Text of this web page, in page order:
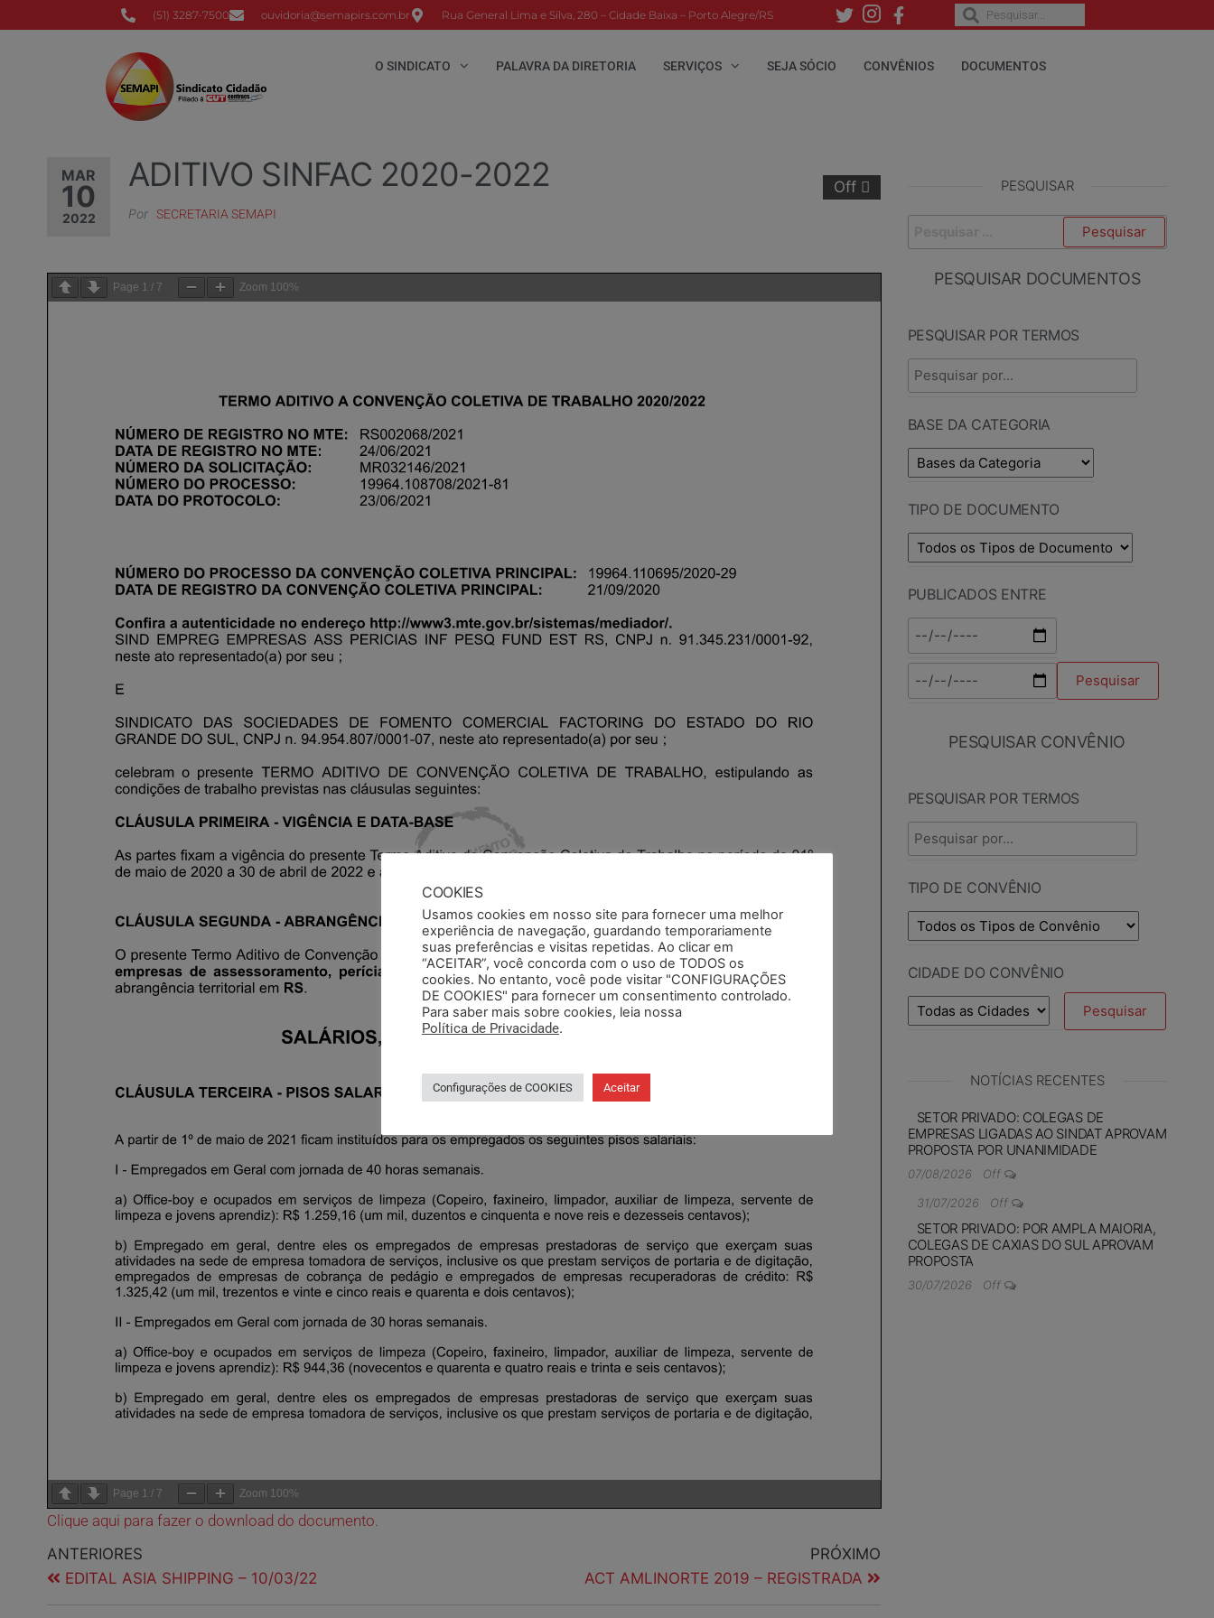
(51) 3287-7500 ouvidoria@semapirs.com.br Rua General Lima e Silva, 280 – Cidade Baixa – Porto Alegre/RS
O SINDICATO PALAVRA DA DIRETORIA SERVIÇOS SEJA SÓCIO CONVÊNIOS DOCUMENTOS
MAR
10
2022
Off
ADITIVO SINFAC 2020-2022
Por SECRETARIA SEMAPI
Page 1 / 7 Zoom 100%
Page 1 / 7 Zoom 100%
Clique aqui para fazer o download do documento.
ANTERIORES
EDITAL ASIA SHIPPING – 10/03/22
PRÓXIMO
ACT AMLINORTE 2019 – REGISTRADA
PESQUISAR
PESQUISAR DOCUMENTOS
PESQUISAR POR TERMOS
BASE DA CATEGORIA
TIPO DE DOCUMENTO
PUBLICADOS ENTRE
PESQUISAR CONVÊNIO
PESQUISAR POR TERMOS
TIPO DE CONVÊNIO
CIDADE DO CONVÊNIO
NOTÍCIAS RECENTES
SETOR PRIVADO: COLEGAS DE
EMPRESAS LIGADAS AO SINDAT APROVAM
PROPOSTA POR UNANIMIDADE
07/08/2026
Off
31/07/2026
Off
SETOR PRIVADO: POR AMPLA MAIORIA,
COLEGAS DE CAXIAS DO SUL APROVAM
PROPOSTA
30/07/2026 Off
COOKIES
Usamos cookies em nosso site para fornecer uma melhor
experiência de navegação, guardando temporariamente
suas preferências e visitas repetidas. Ao clicar em
“ACEITAR”, você concorda com o uso de TODOS os
cookies. No entanto, você pode visitar "CONFIGURAÇÕES
DE COOKIES" para fornecer um consentimento controlado.
Para saber mais sobre cookies, leia nossa
Política de Privacidade.
Configurações de COOKIES Aceitar